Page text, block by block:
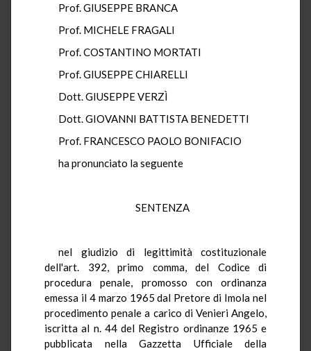
Prof. GIUSEPPE BRANCA
Prof. MICHELE FRAGALI
Prof. COSTANTINO MORTATI
Prof. GIUSEPPE CHIARELLI
Dott. GIUSEPPE VERZÌ
Dott. GIOVANNI BATTISTA BENEDETTI
Prof. FRANCESCO PAOLO BONIFACIO
ha pronunciato la seguente
SENTENZA
nel giudizio di legittimità costituzionale
dell'art. 392, primo comma, del Codice di
procedura penale, promosso con ordinanza
emessa il 4 marzo 1965 dal Pretore di Imola nel
procedimento penale a carico di Venieri Angelo,
iscritta al n. 44 del Registro ordinanze 1965 e
pubblicata nella Gazzetta Ufficiale della